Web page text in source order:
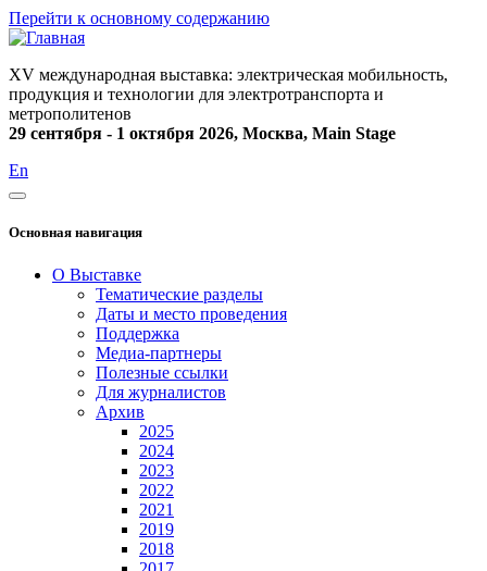
Перейти к основному содержанию
XV международная выставка: электрическая мобильность,
продукция и технологии для электротранспорта и
метрополитенов
29 сентября - 1 октября 2026, Москва, Main Stage
En
Основная навигация
О Выставке
Тематические разделы
Даты и место проведения
Поддержка
Медиа-партнеры
Полезные ссылки
Для журналистов
Архив
2025
2024
2023
2022
2021
2019
2018